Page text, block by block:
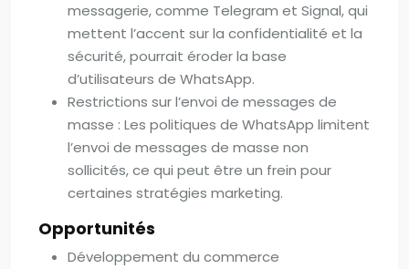
messagerie, comme Telegram et Signal, qui
mettent l’accent sur la confidentialité et la
sécurité, pourrait éroder la base
d’utilisateurs de WhatsApp.
Restrictions sur l’envoi de messages de
masse : Les politiques de WhatsApp limitent
l’envoi de messages de masse non
sollicités, ce qui peut être un frein pour
certaines stratégies marketing.
Opportunités
Développement du commerce